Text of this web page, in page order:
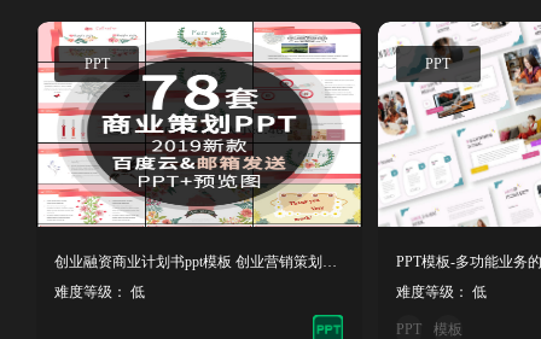
PPT
难度等级： 低
PPT
难度等级： 低
PPT 模板